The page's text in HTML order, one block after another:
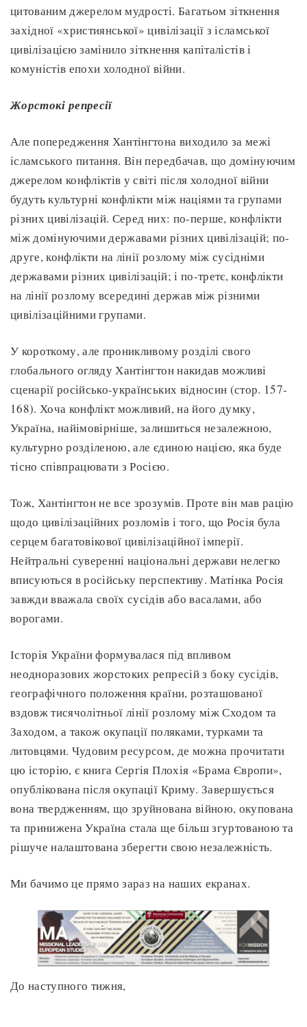
цитованим джерелом мудрості. Багатьом зіткнення
західної «християнської» цивілізації з ісламської
цивілізацією замінило зіткнення капіталістів і
комуністів епохи холодної війни.
Жорстокі репресії
Але попередження Хантінгтона виходило за межі
ісламського питання. Він передбачав, що домінуючим
джерелом конфліктів у світі після холодної війни
будуть культурні конфлікти між націями та групами
різних цивілізацій. Серед них: по-перше, конфлікти
між домінуючими державами різних цивілізацій; по-
друге, конфлікти на лінії розлому між сусідніми
державами різних цивілізацій; і по-третє, конфлікти
на лінії розлому всередині держав між різними
цивілізаційними групами.
У короткому, але проникливому розділі свого
глобального огляду Хантінгтон накидав можливі
сценарії російсько-українських відносин (стор. 157-
168). Хоча конфлікт можливий, на його думку,
Україна, найімовірніше, залишиться незалежною,
культурно розділеною, але єдиною нацією, яка буде
тісно співпрацювати з Росією.
Тож, Хантінгтон не все зрозумів. Проте він мав рацію
щодо цивілізаційних розломів і того, що Росія була
серцем багатовікової цивілізаційної імперії.
Нейтральні суверенні національні держави нелегко
вписуються в російську перспективу. Матінка Росія
завжди вважала своїх сусідів або васалами, або
ворогами.
Історія України формувалася під впливом
неодноразових жорстоких репресій з боку сусідів,
географічного положення країни, розташованої
вздовж тисячолітньої лінії розлому між Сходом та
Заходом, а також окупації поляками, турками та
литовцями. Чудовим ресурсом, де можна прочитати
цю історію, є книга Сергія Плохія «Брама Європи»,
опублікована після окупації Криму. Завершується
вона твердженням, що зруйнована війною, окупована
та принижена Україна стала ще більш згуртованою та
рішуче налаштована зберегти свою незалежність.
Ми бачимо це прямо зараз на наших екранах.
До наступного тижня,